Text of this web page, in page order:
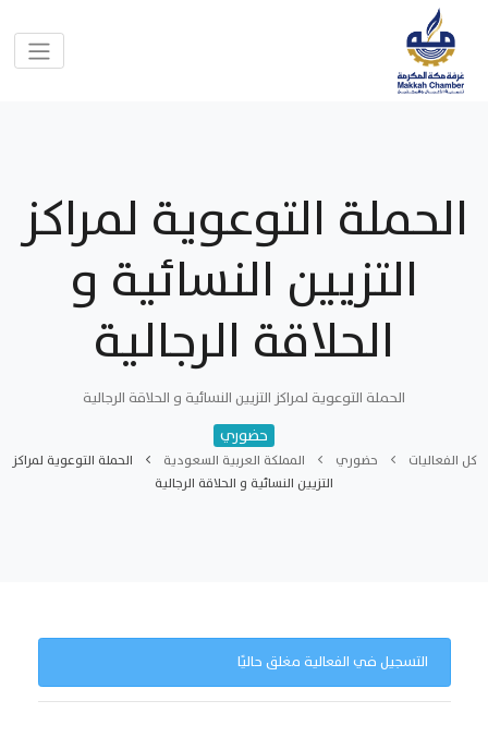
الحملة التوعوية لمراكز
التزيين النسائية و
الحلاقة الرجالية
الحملة التوعوية لمراكز التزيين النسائية و الحلاقة الرجالية
حضوري
كل الفعاليات حضوري المملكة العربية السعودية
الحملة التوعوية لمراكز
التزيين النسائية و الحلاقة الرجالية
التسجيل في الفعالية مغلق حاليًا